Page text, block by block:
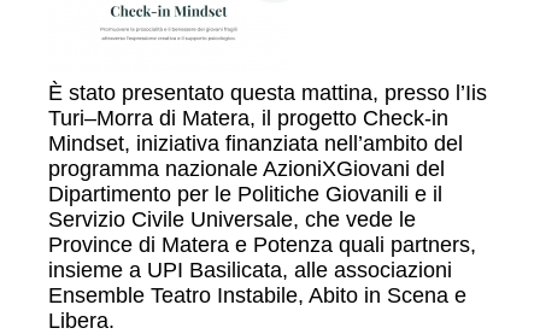
È stato presentato questa mattina, presso l’Iis
Turi–Morra di Matera, il progetto Check-in
Mindset, iniziativa finanziata nell’ambito del
programma nazionale AzioniXGiovani del
Dipartimento per le Politiche Giovanili e il
Servizio Civile Universale, che vede le
Province di Matera e Potenza quali partners,
insieme a UPI Basilicata, alle associazioni
Ensemble Teatro Instabile, Abito in Scena e
Libera.